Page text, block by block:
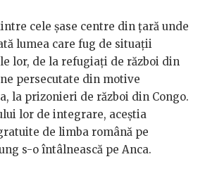
cele șase centre din țară unde
lumea care fug de situații
lor, de la refugiați de război din
persecutate din motive
la prizonieri de război din Congo.
lor de integrare, aceștia
de limba română pe
s-o întâlnească pe Anca.